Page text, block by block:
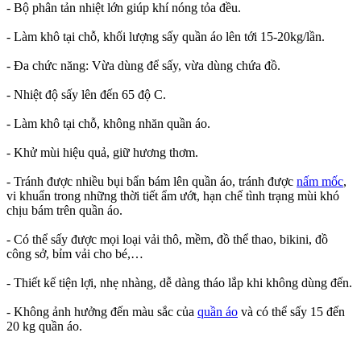
- Bộ phân tản nhiệt lớn giúp khí nóng tỏa đều.
- Làm khô tại chỗ, khối lượng sấy quần áo lên tới 15-20kg/lần.
- Đa chức năng: Vừa dùng để sấy, vừa dùng chứa đồ.
- Nhiệt độ sấy lên đến 65 độ C.
- Làm khô tại chỗ, không nhăn quần áo.
- Khử mùi hiệu quả, giữ hương thơm.
- Tránh được nhiều bụi bẩn bám lên quần áo, tránh được nấm mốc,
vi khuẩn trong những thời tiết ẩm ướt, hạn chế tình trạng mùi khó
chịu bám trên quần áo.
- Có thể sấy được mọi loại vải thô, mềm, đồ thể thao, bikini, đồ
công sở, bỉm vải cho bé,…
- Thiết kế tiện lợi, nhẹ nhàng, dễ dàng tháo lắp khi không dùng đến.
- Không ảnh hưởng đến màu sắc của quần áo và có thể sấy 15 đến
20 kg quần áo.